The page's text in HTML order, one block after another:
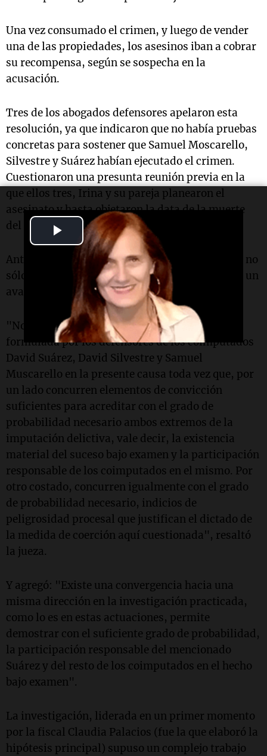
Play
Video
Una vez consumado el crimen, y luego de vender
una de las propiedades, los asesinos iban a cobrar
su recompensa, según se sospecha en la
acusación.
Tres de los abogados defensores apelaron esta
resolución, ya que indicaron que no había pruebas
concretas para sostener que Samuel Moscarello,
Silvestre y Suárez habían ejecutado el crimen.
Cuestionaron una presunta reunión previa en la
que ellos tres, Irina y su pareja planearon el
asesinato y hasta objetaron la data de la muerte
del arquitecto.
Ante esto, la jueza de Control Cristina Giordano no
sólo que rechazó estos recursos sino que brindó un
aval completo a lo investigado hasta ahora.
"No corresponde hacer lugar a la oposición
formulada por los defensores de los coimputados
David Suárez, David Silvestre y Samuel
Muscarello en la presente causa toda vez que, por
un lado concurren elementos de convicción
suficientes para acreditar con el grado de
probabilidad necesario ambos extremos de la
imputación delictiva, vale decir, la existencia
material del suceso bajo examen y la participación
responsable de los coimputados en el mismo. Por
otro costado, concurren igualmente con el grado
de probabilidad necesario, indicios de
peligrosidad procesal que justifican el dictado de
la medida de coerción aquí cuestionada", resaltó
la jueza.
Y agregó: "Existe una convergencia hacia una
misma dirección en la investigación practicada,
como lo es en estas actuaciones, permite
demostrar con el suficiente grado de probabilidad,
la participación responsable del mencionado
Suárez y del resto de los coimputados en el hecho
bajo examen".
La investigación, liderada en un primer momento
por la fiscal Claudia Palacios (fue la que elaboró la
hipótesis principal) supuso un complejo trabajo